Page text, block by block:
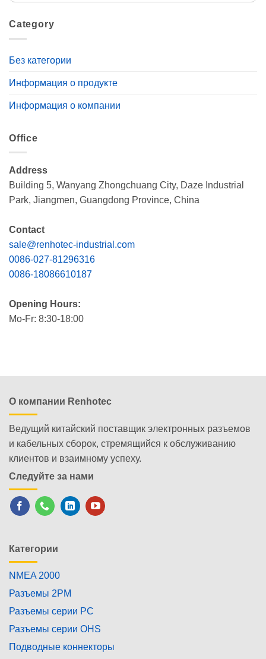
Category
Без категории
Информация о продукте
Информация о компании
Office
Address
Building 5, Wanyang Zhongchuang City, Daze Industrial
Park, Jiangmen, Guangdong Province, China
Contact
sale@renhotec-industrial.com
0086-027-81296316
0086-18086610187
Opening Hours:
Mo-Fr: 8:30-18:00
О компании Renhotec
Ведущий китайский поставщик электронных разъемов
и кабельных сборок, стремящийся к обслуживанию
клиентов и взаимному успеху.
Следуйте за нами
Категории
NMEA 2000
Разъемы 2PM
Разъемы серии PC
Разъемы серии OHS
Подводные коннекторы